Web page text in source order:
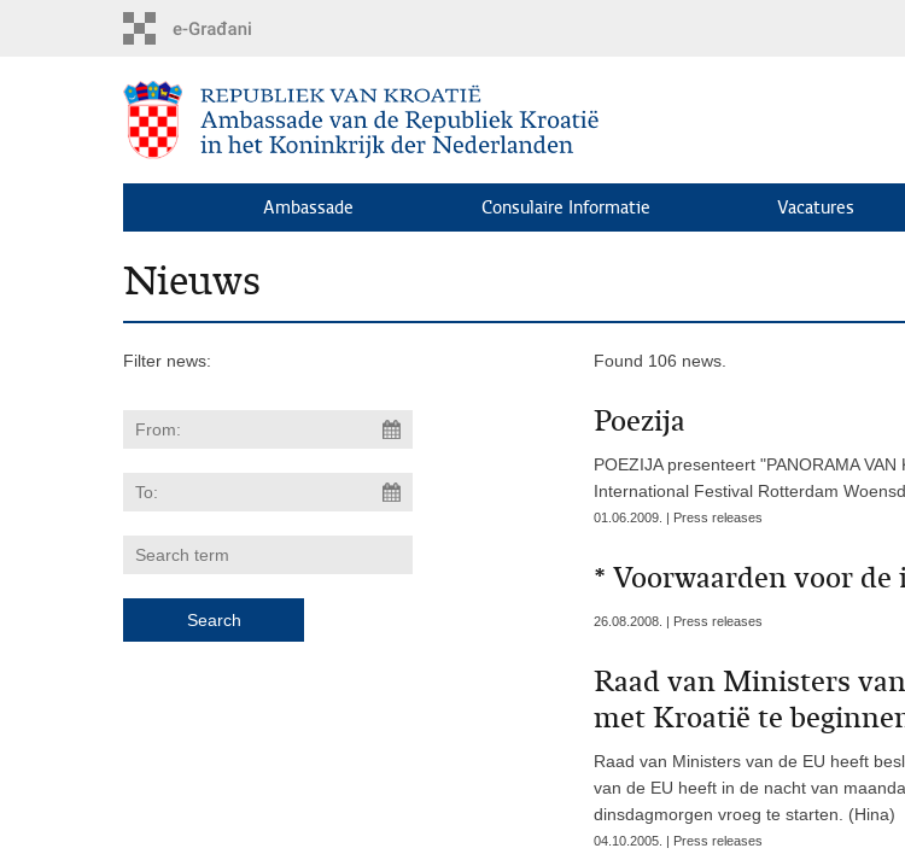
Ambassade Consulaire Informatie Vacatures
Nieuws
Filter news: Found 106 news.
Poezija
POEZIJA presenteert "PANORAMA
International Festival Rotterdam
01.06.2009. | Press releases
* Voorwaarden voor
26.08.2008. | Press releases
Raad van Ministers
met Kroatië te
Raad van Ministers van de EU heeft
van de EU heeft in de nacht van
dinsdagmorgen vroeg te starten. (Hina)
04.10.2005. | Press releases